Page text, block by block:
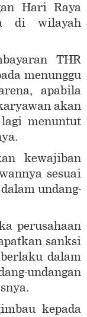
Hari Raya
di wilayah
THR
menunggu
apabila
akan
menuntut
kewajiban
sesuai
undang-
perusahaan
sanksi
dalam
kepada